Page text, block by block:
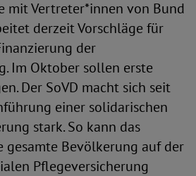
mit Vertreter*innen von Bund
derzeit Vorschläge für
der
Im Oktober sollen erste
Der SoVD macht sich seit
einer solidarischen
stark. So kann das
gesamte Bevölkerung auf der
Pflegeversicherung